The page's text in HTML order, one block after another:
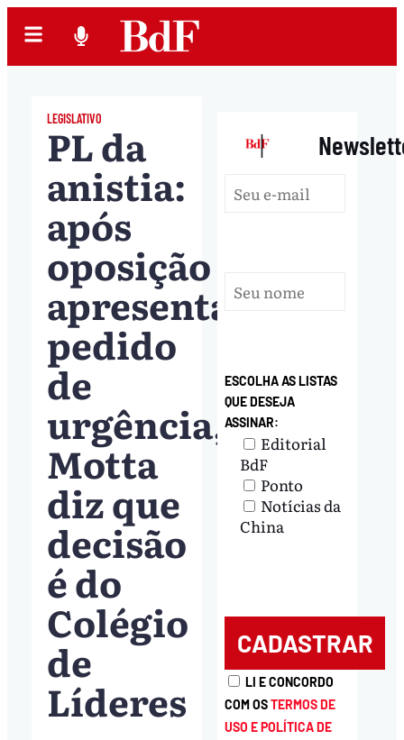
LEGISLATIVO
PL da
anistia:
após
oposição
apresentar
pedido
de
urgência,
Motta
diz que
decisão
é do
Colégio
de
Líderes
|
ESCOLHA AS LISTAS
QUE DESEJA
ASSINAR:
Editorial
BdF
Ponto
Notícias da
China
LI E CONCORDO
COM OSTERMOS DE
USO E POLÍTICA DE